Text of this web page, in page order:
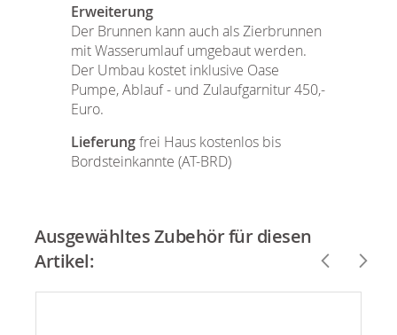
Erweiterung
Der Brunnen kann auch als Zierbrunnen
mit Wasserumlauf umgebaut werden.
Der Umbau kostet inklusive Oase
Pumpe, Ablauf - und Zulaufgarnitur 450,-
Euro.
Lieferungfrei Haus kostenlos bis
Bordsteinkannte (AT-BRD)
Ausgewähltes Zubehör für diesen
Artikel: